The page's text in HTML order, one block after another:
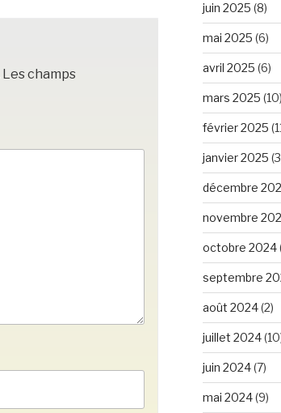
Les champs
juin 2025 (8)
mai 2025 (6)
avril 2025 (6)
mars 2025 (10)
février 2025
janvier 2025
décembre
novembre
octobre 2024
septembre
août 2024(2)
juillet 2024
juin 2024(7)
mai 2024(9)